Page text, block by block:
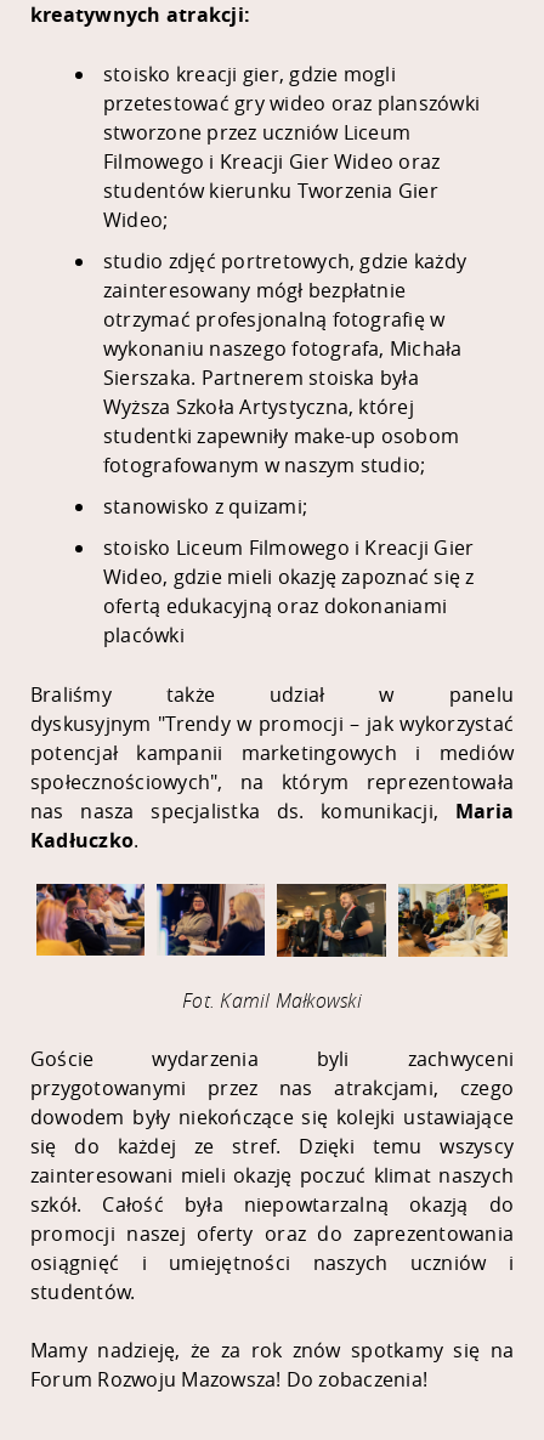
kreatywnych atrakcji:
stoisko kreacji gier, gdzie mogli
przetestować gry wideo oraz planszówki
stworzone przez uczniów Liceum
Filmowego i Kreacji Gier Wideo oraz
studentów kierunku Tworzenia Gier
Wideo;
studio zdjęć portretowych, gdzie każdy
zainteresowany mógł bezpłatnie
otrzymać profesjonalną fotografię w
wykonaniu naszego fotografa, Michała
Sierszaka. Partnerem stoiska była
Wyższa Szkoła Artystyczna, której
studentki zapewniły make-up osobom
fotografowanym w naszym studio;
stanowisko z quizami;
stoisko Liceum Filmowego i Kreacji Gier
Wideo, gdzie mieli okazję zapoznać się z
ofertą edukacyjną oraz dokonaniami
placówki
Braliśmy także udział w panelu
dyskusyjnym "Trendy w promocji – jak wykorzystać
potencjał kampanii marketingowych i mediów
społecznościowych", na którym reprezentowała
nas nasza specjalistka ds. komunikacji, Maria
Kadłuczko.
Fot. Kamil Małkowski
Goście wydarzenia byli zachwyceni
przygotowanymi przez nas atrakcjami, czego
dowodem były niekończące się kolejki ustawiające
się do każdej ze stref. Dzięki temu wszyscy
zainteresowani mieli okazję poczuć klimat naszych
szkół. Całość była niepowtarzalną okazją do
promocji naszej oferty oraz do zaprezentowania
osiągnięć i umiejętności naszych uczniów i
studentów.
Mamy nadzieję, że za rok znów spotkamy się na
Forum Rozwoju Mazowsza! Do zobaczenia!